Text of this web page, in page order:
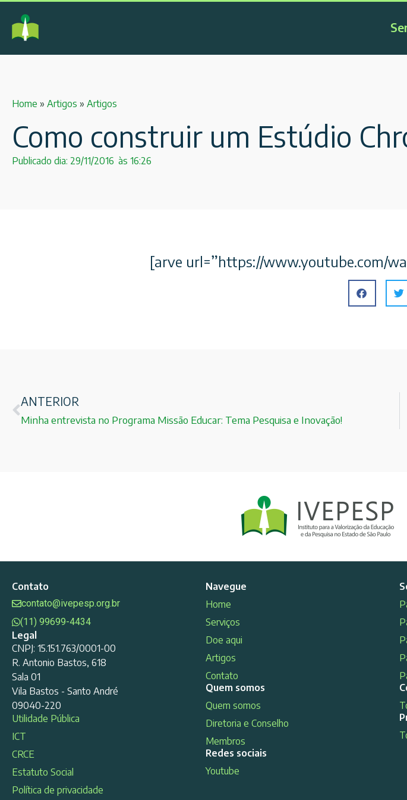
Home » Artigos » Artigos
Como construir um Estúdio
Publicado dia: 29/11/2016 às 16:26
[arve url=”https://www.youtube.com/
ANTERIOR
Minha entrevista no Programa Missão Educar: Tema Pesquisa e Inovação!
Contato
contato@ivepesp.org.br
(11) 99699-4434
Legal
CNPJ: 15.151.763/0001-00
R. Antonio Bastos, 618
Sala 01
Vila Bastos - Santo André
09040-220
Utilidade Pública
ICT
CRCE
Estatuto Social
Política de privacidade
Navegue
Home
Serviços
Doe aqui
Artigos
Contato
Quem somos
Quem somos
Diretoria e Conselho
Membros
Redes sociais
Youtube